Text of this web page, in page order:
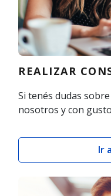
REALIZAR
Si tenés dudas
nosotros y con
Ir